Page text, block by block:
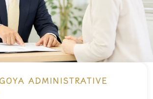
ADMINISTRATIVE